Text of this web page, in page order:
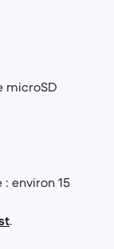
microSD
environ 15
.